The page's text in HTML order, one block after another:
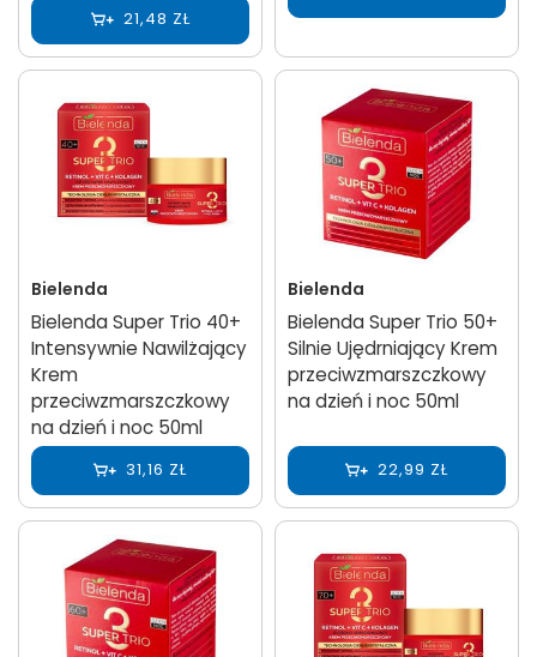
21,48 ZŁ
Bielenda
Bielenda Super Trio 40+
Intensywnie Nawilżający
Krem
przeciwzmarszczkowy
na dzień i noc 50ml
31,16 ZŁ
Bielenda
Bielenda Super Trio 50+
Silnie Ujędrniający Krem
przeciwzmarszczkowy
na dzień i noc 50ml
22,99 ZŁ